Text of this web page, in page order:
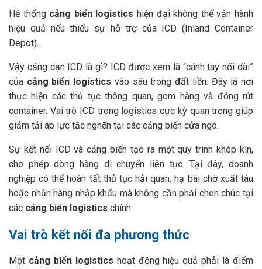
Hệ thống cảng biển logistics hiện đại không thể vận hành
hiệu quả nếu thiếu sự hỗ trợ của ICD (Inland Container
Depot).
Vậy cảng cạn ICD là gì? ICD được xem là “cánh tay nối dài”
của cảng biển logistics vào sâu trong đất liền. Đây là nơi
thực hiện các thủ tục thông quan, gom hàng và đóng rút
container. Vai trò ICD trong logistics cực kỳ quan trọng giúp
giảm tải áp lực tắc nghẽn tại các cảng biển cửa ngõ.
Sự kết nối ICD và cảng biển tạo ra một quy trình khép kín,
cho phép dòng hàng di chuyển liên tục. Tại đây, doanh
nghiệp có thể hoàn tất thủ tục hải quan, hạ bãi chờ xuất tàu
hoặc nhận hàng nhập khẩu mà không cần phải chen chúc tại
các cảng biển logistics chính.
Vai trò kết nối đa phương thức
Một cảng biển logistics hoạt động hiệu quả phải là điểm